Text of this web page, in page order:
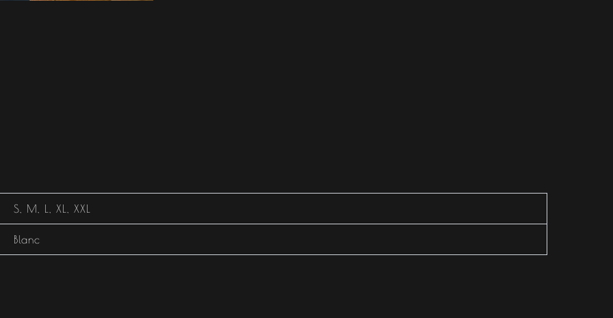
S M L XL XXL
Blanc